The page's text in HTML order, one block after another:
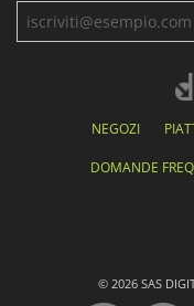
NEGOZI
DOMANDE
© 2026 SAS